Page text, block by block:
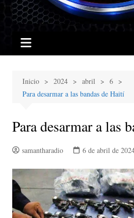
Inicio 2024 abril
6
Para desarmar a las bandas de Haití
Para desarmar a las
samantharadio 6 de abril de